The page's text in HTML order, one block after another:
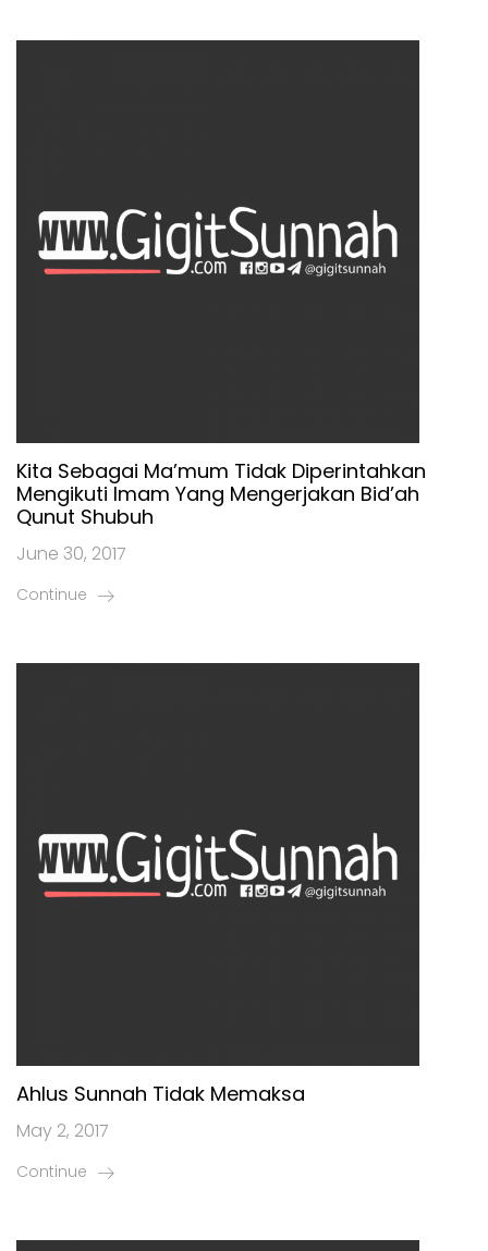
Kita Sebagai Ma’mum Tidak Diperintahkan
Mengikuti Imam Yang Mengerjakan Bid’ah
Qunut Shubuh
June 30, 2017
Continue
Ahlus Sunnah Tidak Memaksa
May 2, 2017
Continue